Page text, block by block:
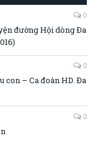
0
đường Hội dòng Đa
0
con – Ca đoàn HD. Đa
0